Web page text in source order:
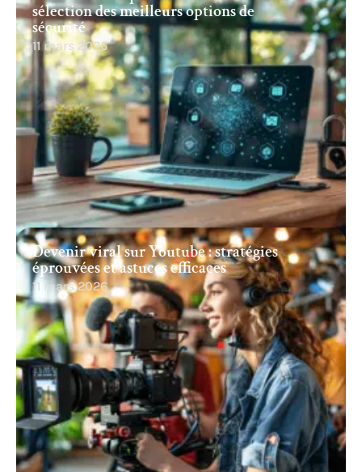
sélection des meilleurs options de
sécurité
11 mars 2026
Devenir viral sur Youtube : stratégies
éprouvées et astuces efficaces
11 mars 2026